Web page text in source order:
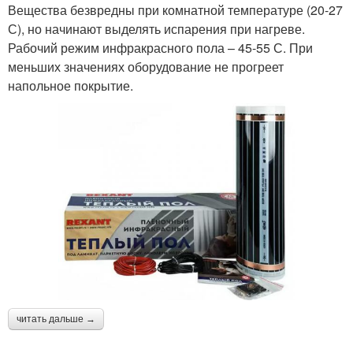
Вещества безвредны при комнатной температуре (20-27
С), но начинают выделять испарения при нагреве.
Рабочий режим инфракрасного пола – 45-55 С. При
меньших значениях оборудование не прогреет
напольное покрытие.
читать дальше →